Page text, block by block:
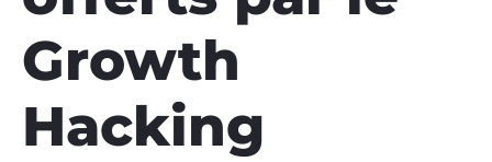
Growth
Hacking